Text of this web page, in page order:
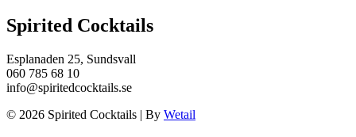
Spirited Cocktails
Esplanaden 25, Sundsvall
060 785 68 10
info@spiritedcocktails.se
© 2026 Spirited Cocktails | By Wetail